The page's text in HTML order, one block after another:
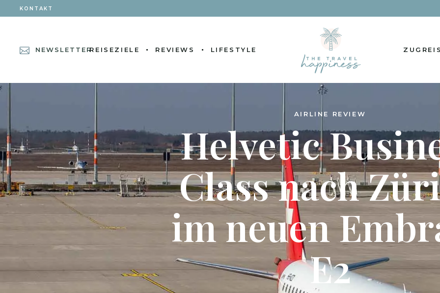
KONTAKT
NEWSLETTERREISEZIELE REVIEWS LIFESTYLE
AIRLINE REVIEW
Helvetic
Class nach
im neuen
E2